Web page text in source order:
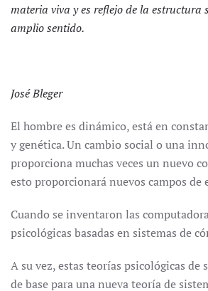
materia viva y es reflejo de la estructura
amplio sentido.
José Bleger
El hombre es dinámico, está en
y genética. Un cambio social o una
proporciona muchas veces un nuevo
esto proporcionará nuevos campos de
Cuando se inventaron las
psicológicas basadas en sistemas de
A su vez, estas teorías psicológicas de
de base para una nueva teoría de